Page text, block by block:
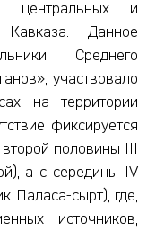
центральных и
Данное
Среднего
участвовало
на территории
фиксируется
половины III
а с середины IV
Паласа-сырт), где,
источников,